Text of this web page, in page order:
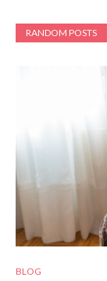
RANDOM POSTS
BLOG